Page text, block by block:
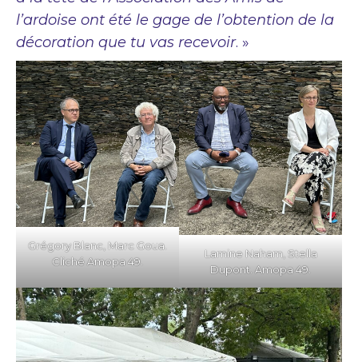
l’ardoise ont été le gage de l’obtention de la
décoration que tu vas recevoir. »
Grégory Blanc, Marc Goua.
Cliché Amopa 49.
Lamine Naham, Stella
Dupont. Amopa 49.